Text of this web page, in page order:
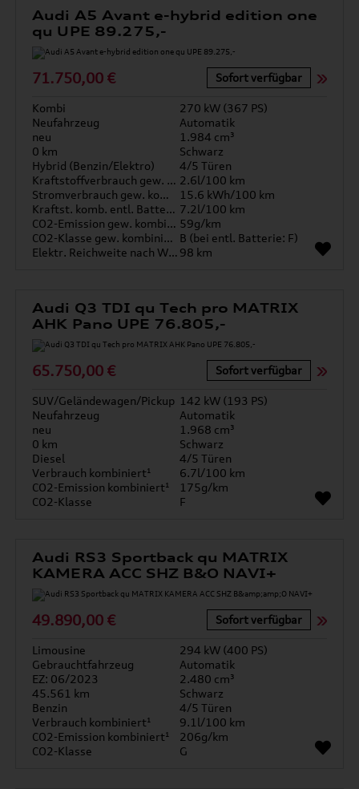
Audi A5 Avant e-hybrid edition one
qu UPE 89.275,-
71.750,00 € Sofort verfügbar
Kombi
270 kW (367 PS)
Neufahrzeug
Automatik
neu
1.984 cm³
0 km
Schwarz
Hybrid (Benzin/Elektro)
4/5 Türen
Kraftstoffverbrauch gew. kombiniert 2.6l/100 km
Stromverbrauch gew. kombiniert
15.6 kWh/100 km
Kraftst. komb. entl. Batterie 7.2l/100 km
CO2-Emission gew. kombiniert 59g/km
CO2-Klasse gew. kombiniert B (bei entl. Batterie: F)
Elektr. Reichweite nach WLTP* 98 km
Audi Q3 TDI qu Tech pro MATRIX
AHK Pano UPE 76.805,-
65.750,00 € Sofort verfügbar
SUV/Geländewagen/Pickup 142 kW (193 PS)
Neufahrzeug
Automatik
neu
1.968 cm³
0 km
Schwarz
Diesel
4/5 Türen
Verbrauch kombiniert¹
6.7l/100 km
CO2-Emission kombiniert¹
175g/km
CO2-Klasse
F
Audi RS3 Sportback qu MATRIX
KAMERA ACC SHZ B&O NAVI+
49.890,00 € Sofort verfügbar
Limousine
294 kW (400 PS)
Gebrauchtfahrzeug
Automatik
EZ: 06/2023
2.480 cm³
45.561 km
Schwarz
Benzin
4/5 Türen
Verbrauch kombiniert¹
9.1l/100 km
CO2-Emission kombiniert¹
206g/km
CO2-Klasse
G